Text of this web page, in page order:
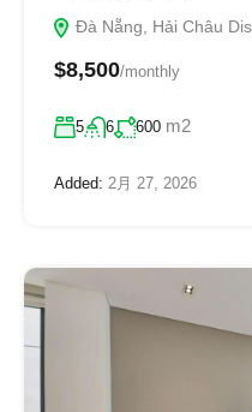
Đà Nẵng, Hải Châu
$8,500/monthly
5 6 600 m2
Added: 2月 27, 2026